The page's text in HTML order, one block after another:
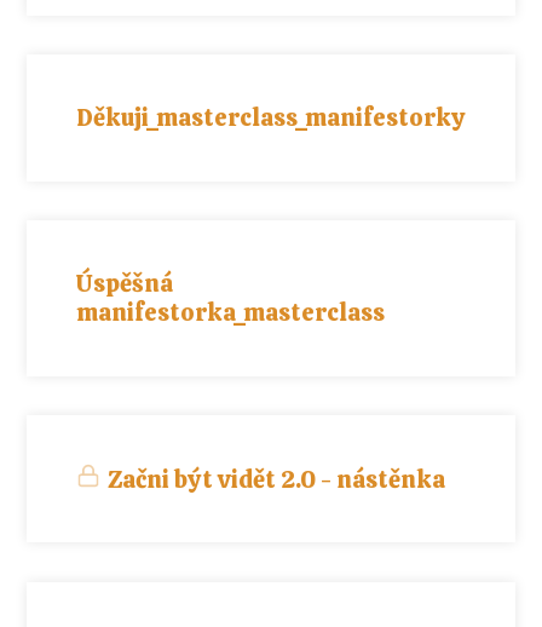
Děkuji_masterclass_manifestorky
Úspěšná
manifestorka_masterclass
Začni být vidět 2.0 - nástěnka